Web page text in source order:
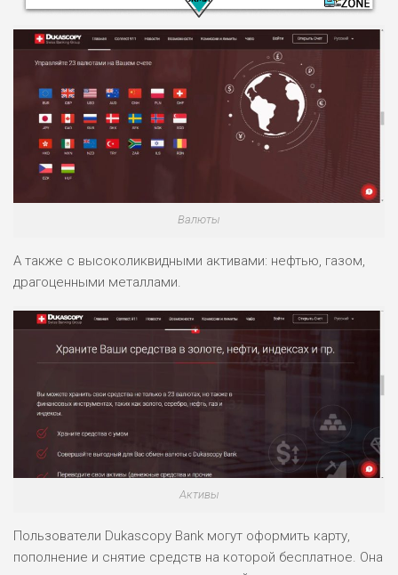
НАЗВАНИЕ
М СТАВОК
0
РИСКИ: СРЕДНИЕ
ДОХОД: ВЫСОКИЙ
ПОДОЙДЕТ
ВСЕМ
2
Валюты
А также с высоколиквидными активами: нефтью, газом,
драгоценными металлами.
Активы
Пользователи Dukascopy Bank могут оформить карту,
пополнение и снятие средств на которой бесплатное. Она